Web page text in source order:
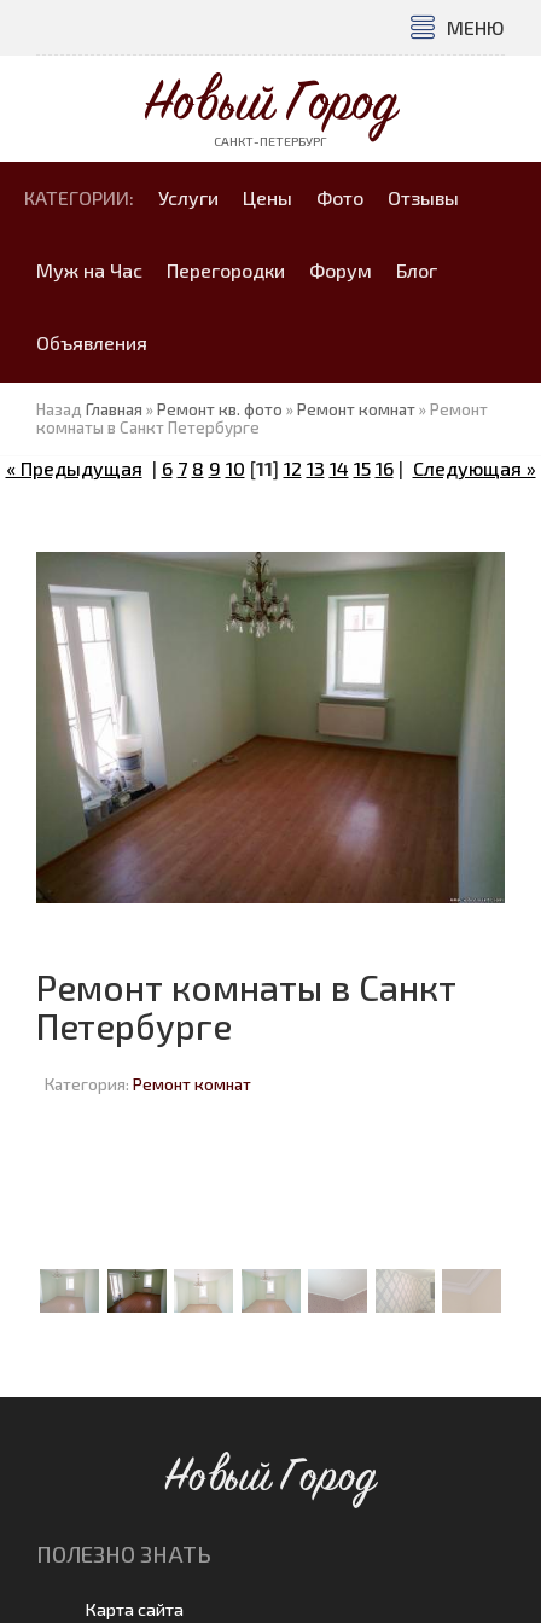
МЕНЮ
Новый Город
САНКТ-ПЕТЕРБУРГ
КАТЕГОРИИ: Услуги Цены Фото Отзывы
Муж на Час Перегородки Форум Блог
Объявления
Назад Главная »Ремонт кв. фото »Ремонт комнат» Ремонт
комнаты в Санкт Петербурге
« Предыдущая | 6 7 8 9 10 [11] 12 13 14 15 16| Следующая »
Ремонт комнаты в Санкт
Петербурге
Категория: Ремонт комнат
Новый Город
ПОЛЕЗНО ЗНАТЬ
Карта сайта